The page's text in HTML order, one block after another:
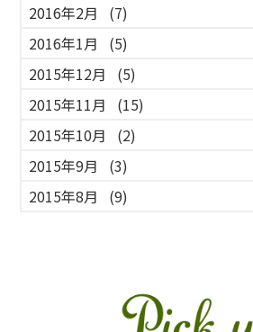
2016年2月
(7)
2016年1月
(5)
2015年12月
(5)
2015年11月
(15)
2015年10月
(2)
2015年9月
(3)
2015年8月
(9)